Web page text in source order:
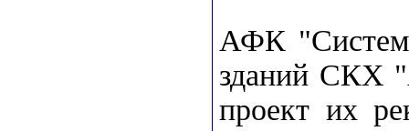
АФК
зданий СКХ
проект их